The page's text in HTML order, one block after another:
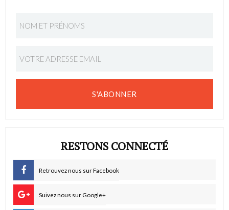
S'ABONNER
RESTONS CONNECTÉ
Retrouvez nous sur Facebook
Suivez nous sur Google+